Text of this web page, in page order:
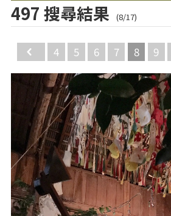
497 搜尋結果 (8/17)
Back
4 5 6 7 8 9